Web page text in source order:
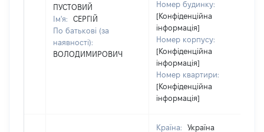
ПУСТОВИЙ
Ім'я:
СЕРГІЙ
По батькові (за
наявності):
ВОЛОДИМИРОВИЧ
Номер будинку:
[Конфіденційна
інформація]
Номер корпусу:
[Конфіденційна
інформація]
Номер квартири:
[Конфіденційна
інформація]
Країна:
Україна